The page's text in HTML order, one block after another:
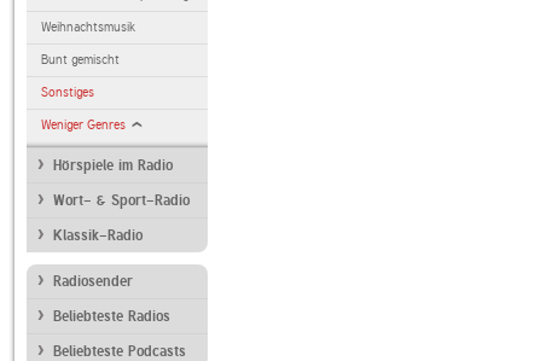
Weihnachtsmusik
Bunt gemischt
Sonstiges
Weniger Genres
Hörspiele im Radio
Wort- & Sport-Radio
Klassik-Radio
Radiosender
Beliebteste Radios
Beliebteste Podcasts